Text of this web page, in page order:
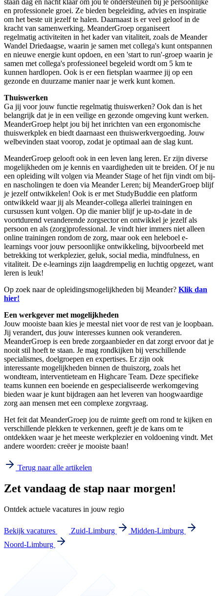
staan dag en nacht klaar om jou te ondersteunen bij je persoonlijke
en professionele groei. Ze bieden begeleiding, advies en inspiratie
om het beste uit jezelf te halen. Daarnaast is er veel geloof in de
kracht van samenwerking. MeanderGroep organiseert
regelmatig activiteiten in het kader van vitaliteit, zoals de Meander
Wandel Driedaagse, waarin je samen met collega's kunt ontspannen
en nieuwe energie kunt opdoen, en een 'start to run'-groep waarin je
samen met collega's professioneel begeleid wordt om 5 km te
kunnen hardlopen. Ook is er een fietsplan waarmee jij op een
gezonde en duurzame manier naar je werk kunt komen.
Thuiswerken
Ga jij voor jouw functie regelmatig thuiswerken? Ook dan is het
belangrijk dat je in een veilige en gezonde omgeving kunt werken.
MeanderGroep helpt jou bij het inrichten van een ergonomische
thuiswerkplek en biedt daarnaast een thuiswerkvergoeding. Jouw
welbevinden staat voorop, zodat je optimaal aan de slag kunt.
MeanderGroep gelooft ook in een leven lang leren. Er zijn diverse
mogelijkheden om je kennis en vaardigheden uit te breiden. Of je nu
een opleiding wilt volgen via Meander Stage of het fijn vindt om bij-
en nascholingen te doen via Meander Leren; bij MeanderGroep blijf
je jezelf ontwikkelen! Ook is er met StudyBuddie een platform
ontwikkeld waar jij als Meander-collega allerlei trainingen en
cursussen kunt volgen. Op die manier blijf je up-to-date in de
voortdurend veranderende zorgsector en ontwikkel je jezelf als
persoon en als (zorg)professional. Je vindt hier immers niet alleen
online trainingen rondom de zorg, maar ook een heleboel e-
learnings voor jouw persoonlijke ontwikkeling, bijvoorbeeld met
betrekking tot werkplezier, geluk, social media, mindfulness, en
vitaliteit. De e-learnings zijn laagdrempelig en luchtig opgezet, want
leren is leuk!
Op zoek naar de opleidingsmogelijkheden bij Meander? Klik dan
hier!
Een werkgever met mogelijkheden
Jouw mooiste baan kies je meestal niet voor de rest van je loopbaan.
Jij verandert, dus jouw interesses kunnen ook veranderen.
MeanderGroep is een brede zorgaanbieder en dat zorgt ervoor dat je
nooit stil hoeft te staan. Je mag rondkijken bij verschillende
specialismes, doelgroepen en expertises. Er zijn ook
interessante mogelijkheden binnen de thuiszorg, zoals het
wondteam, interventieteam en Highcare Team. Deze specifieke
teams kunnen een boeiende en gespecialiseerde werkomgeving
bieden waar je kunt bijdragen aan het leveren van hoogwaardige
zorg aan mensen met een complexe zorgvraag.
Het feit dat MeanderGroep jou de ruimte geeft om rond te kijken en
verschillende plekken te verkennen, geeft je de kans om te
ontdekken waar je het meeste werkplezier en voldoening vindt. Met
andere woorden: creëer je mooiste baan!
Terug naar alle artikelen
Zet vandaag de stap naar morgen!
Ontdek actuele vacatures in jouw regio
Bekijk vacatures Zuid-Limburg
Midden-Limburg
Noord-Limburg